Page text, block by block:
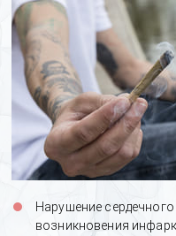
Нарушение
возникновения